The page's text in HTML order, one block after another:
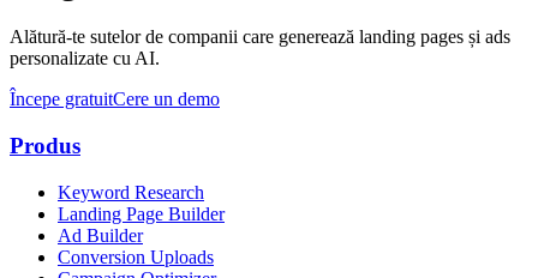
Alătură-te sutelor de companii care generează landing pages și ads
personalizate cu AI.
Începe gratuitCere un demo
Produs
Keyword Research
Landing Page Builder
Ad Builder
Conversion Uploads